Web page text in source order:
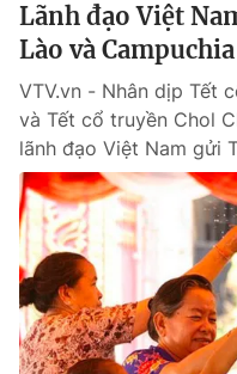
Nguyễn Trọng Ninh
Tổng đài VTV:024.38 355
Ðiện thoại Thời báo VTV:
Email:toasoan@vtv.vn
Liên hệ quảng cáo:024-
Lãnh đạo Việt
Lào và Campuchia
VTV.vn - Nhân dịp Tết
và Tết cổ truyền Chol
lãnh đạo Việt Nam gửi